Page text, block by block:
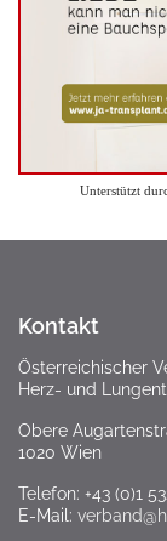
Unterstützt
Kontakt
Österreichischer
Herz- und
Obere
1020 Wien
Telefon: +43 (0)1
E-Mail: